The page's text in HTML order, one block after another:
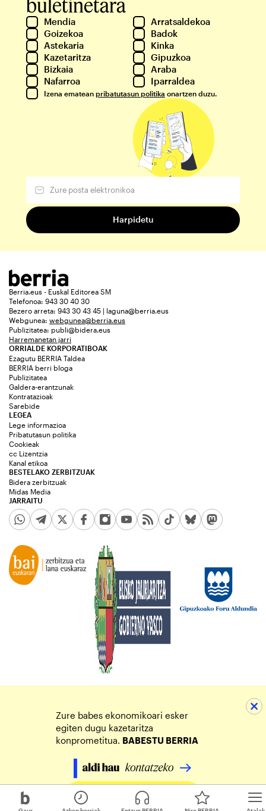
Mendia
Arratsaldekoa
Goizekoa
Badok
Astekaria
Kinka
Kazetaritza
Gipuzkoa
Bizkaia
Araba
Nafarroa
Iparraldea
Izena ematean pribatutasun politika onartzen duzu.
Berria.eus - Euskal Editorea SM
Telefonoa: 943 30 40 30
Bezero arreta: 943 30 43 45 | laguna@berria.eus
Webgunea: webgunea@berria.eus
Publizitatea: publi@bidera.eus
Harremanetan jarri
ORRIALDE KORPORATIBOAK
Ezagutu BERRIA Taldea
BERRIA berri bloga
Publizitatea
Galdera-erantzunak
Kontratazioak
Sarebide
JARRAITU
LEGEA
Lege informazioa
Pribatutasun politika
Cookieak
cc Lizentzia
Kanal etikoa
BESTELAKO ZERBITZUAK
Bidera zerbitzuak
Midas Media
Zure babes ekonomikoari esker
egiten dugu kazetaritza
konprometitua. BABESTU BERRIA
Egin zure ekarpena